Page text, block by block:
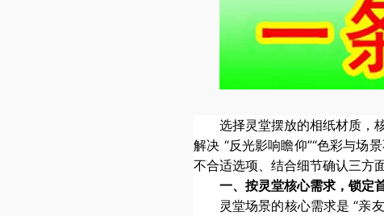
选择灵堂摆放的相纸材质，
解决 “反光影响瞻仰”“色彩与场
不合适选项、结合细节确认三方
一、按灵堂核心需求，锁定
灵堂场景的核心需求是 “亲